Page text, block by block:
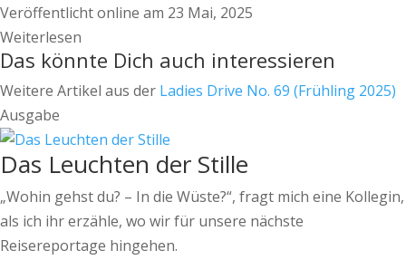
Veröffentlicht online am 23 Mai, 2025
Weiterlesen
Das könnte Dich auch interessieren
Weitere Artikel aus der Ladies Drive No. 69 (Frühling 2025)
Ausgabe
Das Leuchten der Stille
„Wohin gehst du? – In die Wüste?“, fragt mich eine Kollegin,
als ich ihr erzähle, wo wir für unsere nächste
Reisereportage hingehen.